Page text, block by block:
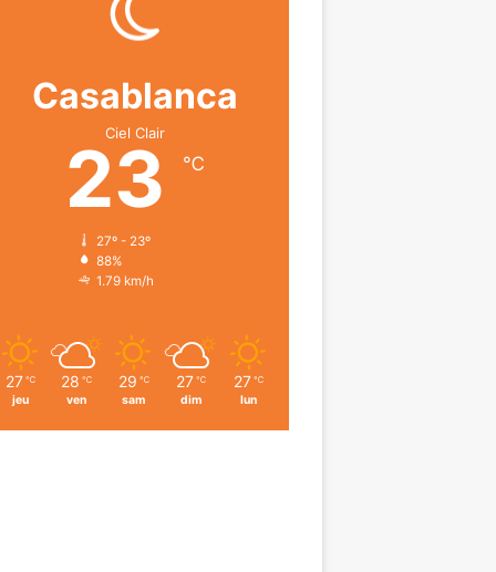
Casablanca
Ciel Clair
23 ℃
27º - 23º
88%
1.79 km/h
27 ℃
jeu
28 ℃
ven
29 ℃
sam
27 ℃
dim
27 ℃
lun